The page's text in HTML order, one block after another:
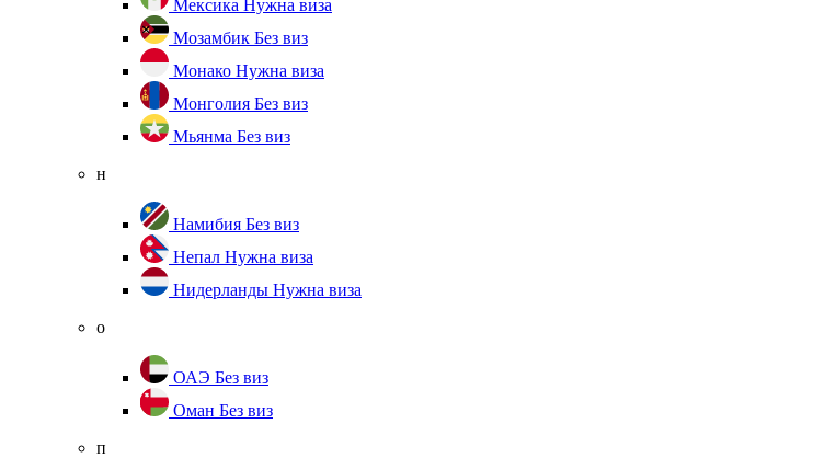
Мексика Нужна виза
Мозамбик Без виз
Монако Нужна виза
Монголия Без виз
Мьянма Без виз
н
Намибия Без виз
Непал Нужна виза
Нидерланды Нужна виза
о
ОАЭ Без виз
Оман Без виз
п